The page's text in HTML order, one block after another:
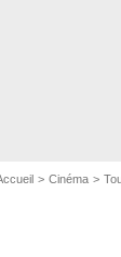
Cinéma